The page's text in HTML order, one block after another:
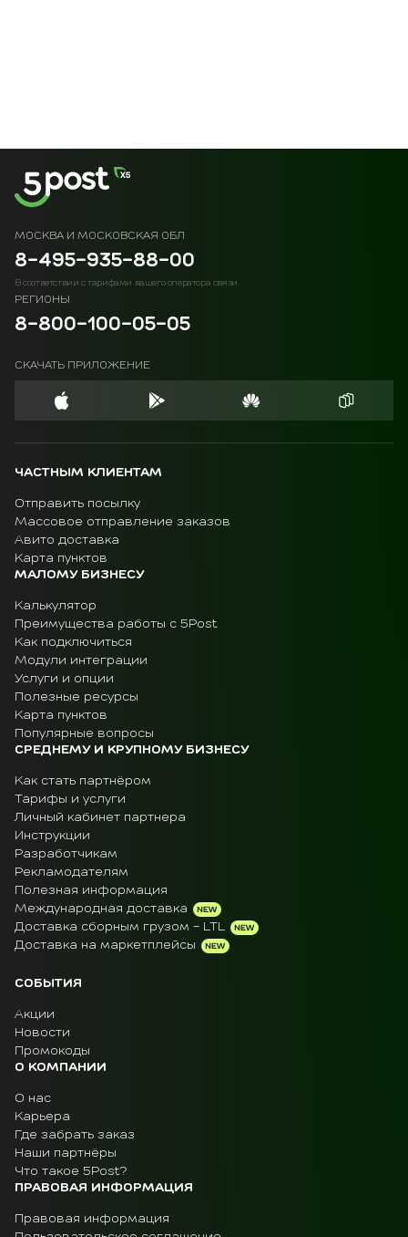
МОСКВА И МОСКОВСКАЯ ОБЛ
8-495-935-88-00
В соответствии с тарифами вашего оператора связи
РЕГИОНЫ
8-800-100-05-05
СКАЧАТЬ ПРИЛОЖЕНИЕ
ЧАСТНЫМ КЛИЕНТАМ
Отправить посылку
Массовое отправление заказов
Авито доставка
Карта пунктов
МАЛОМУ БИЗНЕСУ
Калькулятор
Преимущества работы с 5Post
Как подключиться
Модули интеграции
Услуги и опции
Полезные ресурсы
Карта пунктов
Популярные вопросы
СРЕДНЕМУ И КРУПНОМУ БИЗНЕСУ
Как стать партнёром
Тарифы и услуги
Личный кабинет партнера
Инструкции
Разработчикам
Рекламодателям
Полезная информация
Международная доставка
Доставка сборным грузом - LTL
Доставка на маркетплейсы
СОБЫТИЯ
Акции
Новости
Промокоды
О КОМПАНИИ
О нас
Карьера
Где забрать заказ
Наши партнёры
Что такое 5Post?
ПРАВОВАЯ ИНФОРМАЦИЯ
Правовая информация